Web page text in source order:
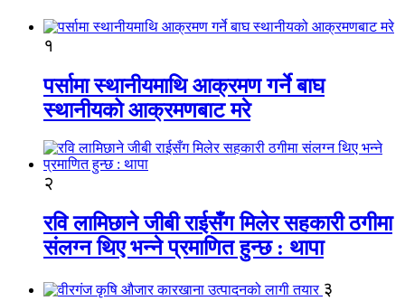
१
पर्सामा स्थानीयमाथि आक्रमण गर्ने बाघ
स्थानीयको आक्रमणबाट मरे
२
रवि लामिछाने जीबी राईसँग मिलेर सहकारी ठगीमा
संलग्न थिए भन्ने प्रमाणित हुन्छ : थापा
३